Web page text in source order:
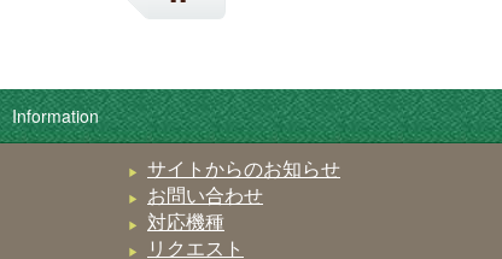
Information
サイトからのお知らせ
お問い合わせ
対応機種
リクエスト